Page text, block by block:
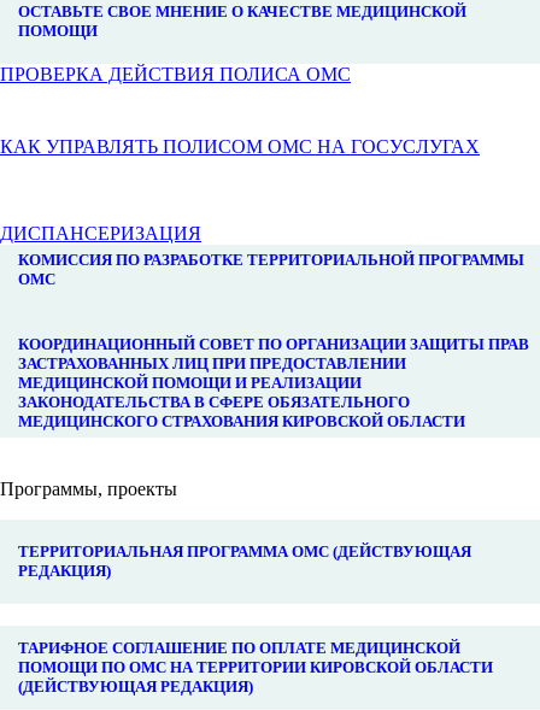
ОСТАВЬТЕ СВОЕ МНЕНИЕ О КАЧЕСТВЕ МЕДИЦИНСКОЙ
ПОМОЩИ
ПРОВЕРКА ДЕЙСТВИЯ ПОЛИСА ОМС
КАК УПРАВЛЯТЬ ПОЛИСОМ ОМС НА ГОСУСЛУГАХ
ДИСПАНСЕРИЗАЦИЯ
КОМИССИЯ ПО РАЗРАБОТКЕ ТЕРРИТОРИАЛЬНОЙ ПРОГРАММЫ
ОМС
КООРДИНАЦИОННЫЙ СОВЕТ ПО ОРГАНИЗАЦИИ ЗАЩИТЫ ПРАВ
ЗАСТРАХОВАННЫХ ЛИЦ ПРИ ПРЕДОСТАВЛЕНИИ
МЕДИЦИНСКОЙ ПОМОЩИ И РЕАЛИЗАЦИИ
ЗАКОНОДАТЕЛЬСТВА В СФЕРЕ ОБЯЗАТЕЛЬНОГО
МЕДИЦИНСКОГО СТРАХОВАНИЯ КИРОВСКОЙ ОБЛАСТИ
Программы, проекты
ТЕРРИТОРИАЛЬНАЯ ПРОГРАММА ОМС (ДЕЙСТВУЮЩАЯ
РЕДАКЦИЯ)
ТАРИФНОЕ СОГЛАШЕНИЕ ПО ОПЛАТЕ МЕДИЦИНСКОЙ
ПОМОЩИ ПО ОМС НА ТЕРРИТОРИИ КИРОВСКОЙ ОБЛАСТИ
(ДЕЙСТВУЮЩАЯ РЕДАКЦИЯ)